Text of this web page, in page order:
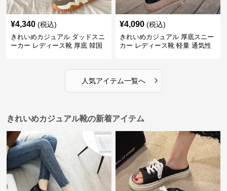
¥4,340 (税込)
きれいめカジュアル ダッドスニ
ーカー レディース靴 厚底 韓国
¥4,090 (税込)
きれいめカジュアル 厚底スニー
カー レディース靴 軽量 通気性
人気アイテム一覧へ ›
きれいめカジュアル靴の新着アイテム